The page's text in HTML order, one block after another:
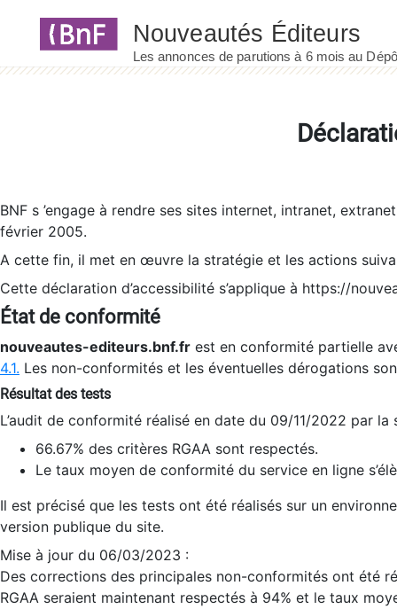
BNF s ’engage à rendre ses sites internet, intranet,
février 2005.
A cette fin, il met en œuvre la stratégie et les actions
Cette déclaration d’accessibilité s’applique à https://
État de conformité
nouveautes-editeurs.bnf.fr est en conformité partielle
4.1. Les non-conformités et les éventuelles dérogations
Résultat des tests
L’audit de conformité réalisé en date du 09/11/2022 par
66.67% des critères RGAA sont respectés.
Le taux moyen de conformité du service en ligne
Il est précisé que les tests ont été réalisés sur un
version publique du site.
Mise à jour du 06/03/2023 :
Des corrections des principales non-conformités ont été
RGAA seraient maintenant respectés à 94% et le taux